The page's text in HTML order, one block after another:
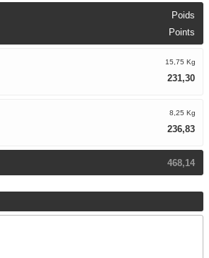
Poids
Points
15,75 Kg
231,30
8,25 Kg
236,83
468,14